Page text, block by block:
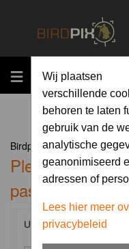
MENU
Wij plaatsen
verschillende
behoren te laten
gebruik van de
analytische
geanonimiseerd
adressen of
Lees hier meer
privacybeleid
Birdpix.nl Forum Index
Please enter
password to log
Username: